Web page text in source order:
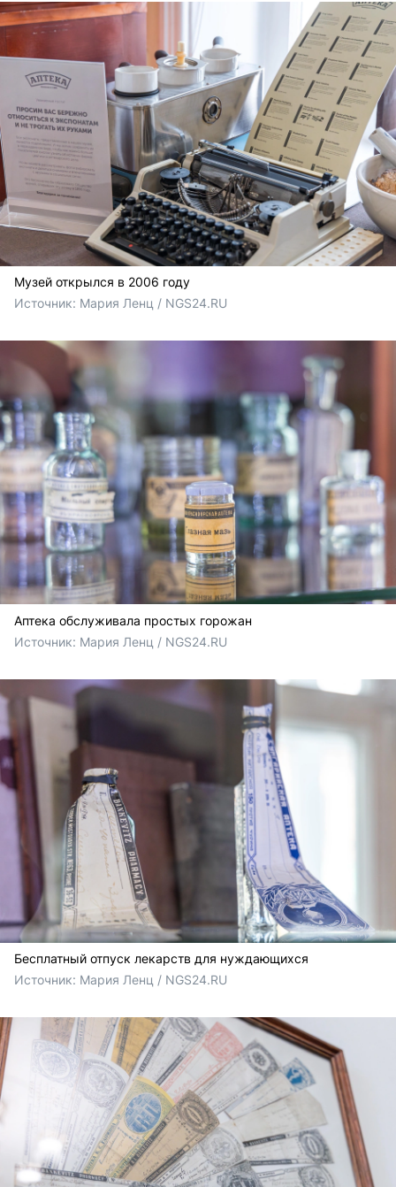
Музей открылся в 2006 году
Источник: Мария Ленц / NGS24.RU
Аптека обслуживала простых горожан
Источник: Мария Ленц / NGS24.RU
Бесплатный отпуск лекарств для нуждающихся
Источник: Мария Ленц / NGS24.RU